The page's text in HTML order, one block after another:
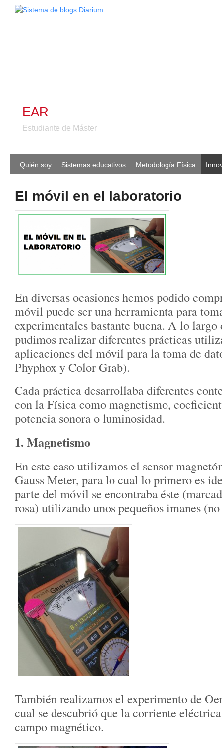
EAR
Estudiante de Máster
Quién soy Sistemas educativos Metodología Física
El móvil en el laboratorio
En diversas ocasiones hemos podido
móvil puede ser una herramienta para
experimentales bastante buena. A lo largo
pudimos realizar diferentes prácticas
aplicaciones del móvil para la toma de
Phyphox y Color Grab).
Cada práctica desarrollaba diferentes
con la Física como magnetismo,
potencia sonora o luminosidad.
1. Magnetismo
En este caso utilizamos el sensor
Gauss Meter, para lo cual lo primero es
parte del móvil se encontraba éste
rosa) utilizando unos pequeños imanes
También realizamos el experimento de
cual se descubrió que la corriente
campo magnético.